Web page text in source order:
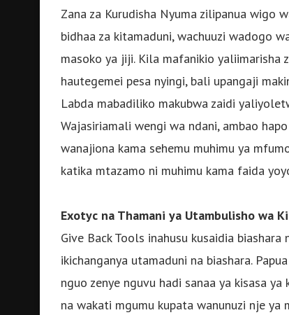
Zana za Kurudisha Nyuma zilipanua wigo
bidhaa za kitamaduni, wachuuzi wadogo
masoko ya jiji. Kila mafanikio yaliimarisha
hautegemei pesa nyingi, bali upangaji
Labda mabadiliko makubwa zaidi
Wajasiriamali wengi wa ndani, ambao
wanajiona kama sehemu muhimu ya
katika mtazamo ni muhimu kama faida
Exotyc na Thamani ya Utambulisho wa
Give Back Tools inahusu kusaidia
ikichanganya utamaduni na biashara.
nguo zenye nguvu hadi sanaa ya kisasa
na wakati mgumu kupata wanunuzi nje ya